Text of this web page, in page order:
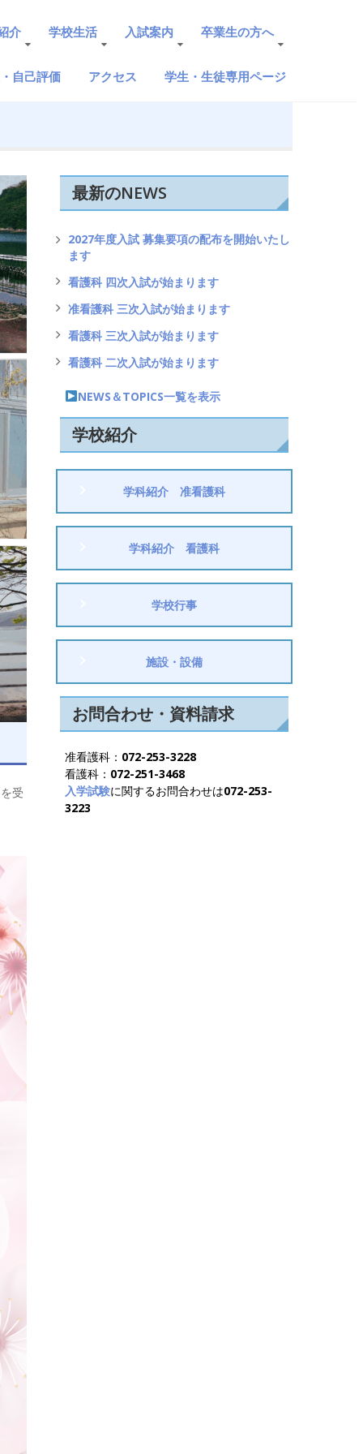
介 学校生活 入試案内 卒業生の方へ
自己評価 アクセス 学生・生徒専用ページ
受
最新のNEWS
2027年度入試 募集要項の配布を開始いたし
ます
看護科 四次入試が始まります
准看護科 三次入試が始まります
看護科 三次入試が始まります
看護科 二次入試が始まります
NEWS＆TOPICS一覧を表示
学校紹介
学科紹介 准看護科
学科紹介 看護科
学校行事
施設・設備
お問合わせ・資料請求
准看護科： 072-253-3228
看護科： 072-251-3468
入学試験に関するお問合わせは072-253-
3223